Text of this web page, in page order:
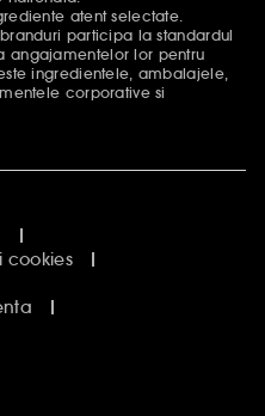
atent selectate.
participa la standardul
angajamentelor lor pentru
ingredientele, ambalajele,
corporative si
cookies